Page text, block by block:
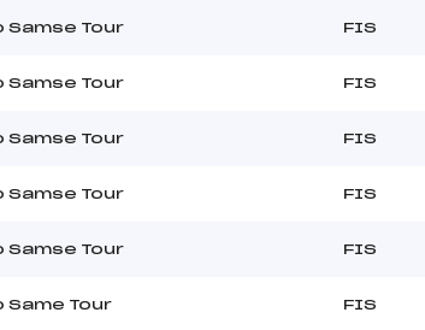
Samse Tour FIS
Samse Tour FIS
Samse Tour FIS
Samse Tour FIS
Samse Tour FIS
Same Tour FIS